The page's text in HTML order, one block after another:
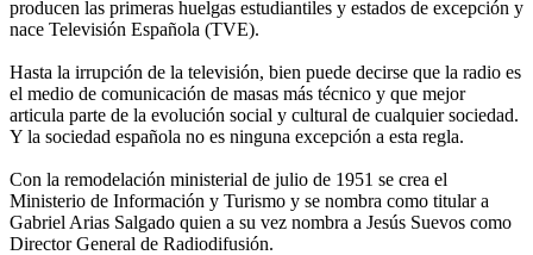
producen las primeras huelgas estudiantiles y estados de excepción y
nace Televisión Española (TVE).
Hasta la irrupción de la televisión, bien puede decirse que la radio es
el medio de comunicación de masas más técnico y que mejor
articula parte de la evolución social y cultural de cualquier sociedad.
Y la sociedad española no es ninguna excepción a esta regla.
Con la remodelación ministerial de julio de 1951 se crea el
Ministerio de Información y Turismo y se nombra como titular a
Gabriel Arias Salgado quien a su vez nombra a Jesús Suevos como
Director General de Radiodifusión.